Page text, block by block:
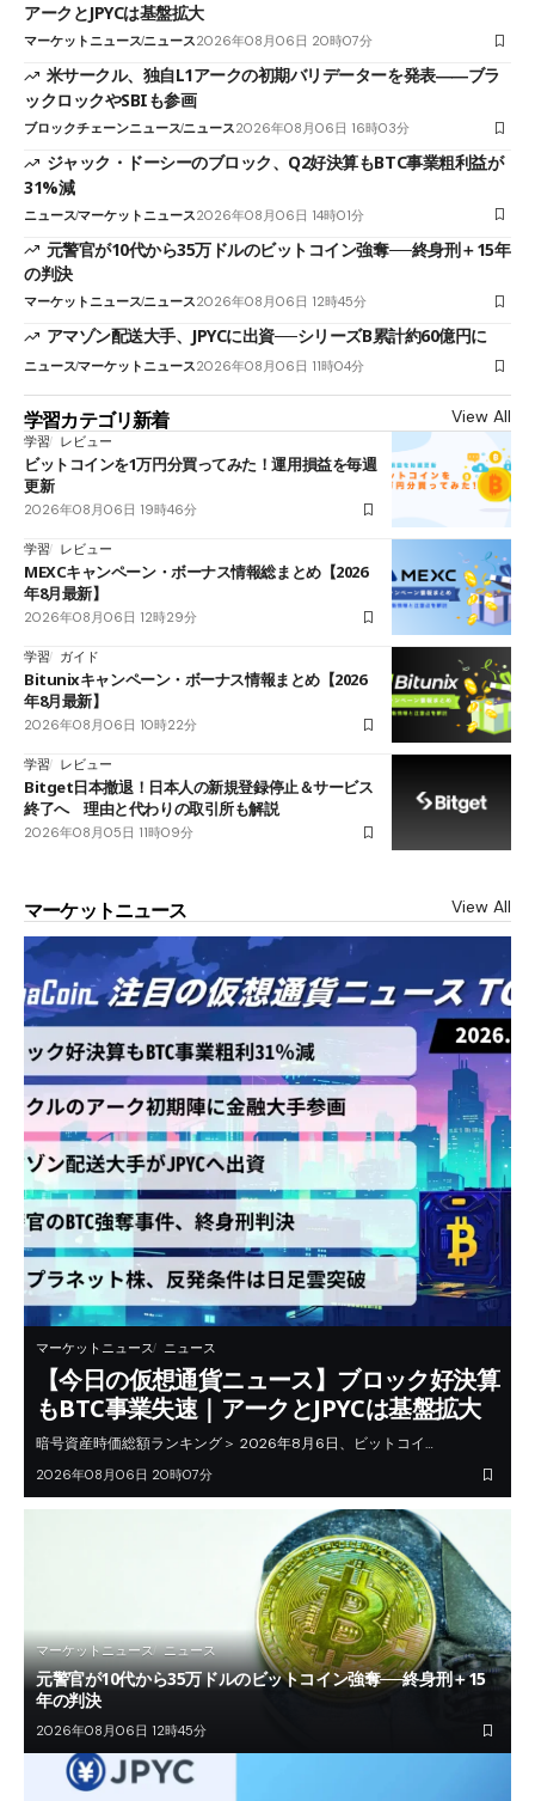
アークとJPYCは基盤拡大
マーケットニュースニュース2026年08月06日 20時07分
米サークル、独自L1アークの初期バリデーターを発表――ブラ
ックロックやSBIも参画
ブロックチェーンニュースニュース2026年08月06日 16時03分
ジャック・ドーシーのブロック、Q2好決算もBTC事業粗利益が
31%減
ニュースマーケットニュース2026年08月06日 14時01分
元警官が10代から35万ドルのビットコイン強奪──終身刑＋15年
の判決
マーケットニュースニュース2026年08月06日 12時45分
アマゾン配送大手、JPYCに出資──シリーズB累計約60億円に
ニュースマーケットニュース2026年08月06日 11時04分
学習カテゴリ新着 View All
学習 レビュー
ビットコインを1万円分買ってみた！運用損益を毎週
更新
2026年08月06日 19時46分
学習 レビュー
MEXCキャンペーン・ボーナス情報総まとめ【2026
年8月最新】
2026年08月06日 12時29分
学習 ガイド
Bitunixキャンペーン・ボーナス情報まとめ【2026
年8月最新】
2026年08月06日 10時22分
学習 レビュー
Bitget日本撤退！日本人の新規登録停止＆サービス
終了へ 理由と代わりの取引所も解説
2026年08月05日 11時09分
マーケットニュース View All
マーケットニュース ニュース
【今日の仮想通貨ニュース】ブロック好決算
もBTC事業失速｜アークとJPYCは基盤拡大
暗号資産時価総額ランキング＞ 2026年8月6日、ビットコイ…
2026年08月06日 20時07分
マーケットニュース ニュース
元警官が10代から35万ドルのビットコイン強奪──終身刑＋15
年の判決
2026年08月06日 12時45分